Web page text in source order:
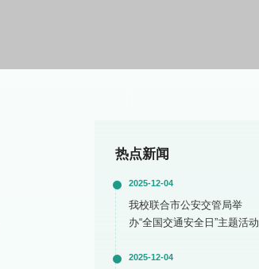
热点新闻
2025-12-04
我校联合市公安交管局举
办“全国交通安全日”主题活动
2025-12-04